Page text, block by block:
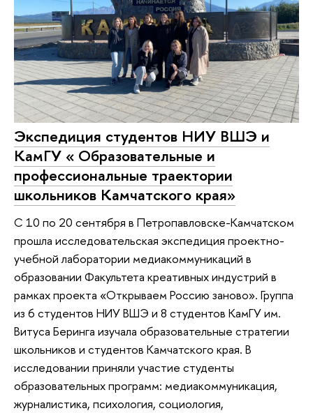
Экспедиция студентов НИУ ВШЭ и
КамГУ « Образовательные и
профессиональные траектории
школьников Камчатского края»
С 10 по 20 сентября в Петропавловске-Камчатском
прошла исследовательская экспедиция проектно-
учебной лаборатории медиакоммуникаций в
образовании Факультета креативных индустрий в
рамках проекта «Открываем Россию заново». Группа
из 6 студентов НИУ ВШЭ и 8 студентов КамГУ им.
Витуса Беринга изучала образовательные стратегии
школьников и студентов Камчатского края. В
исследовании приняли участие студенты
образовательных программ: медиакоммуникация,
журналистика, психология, социология,